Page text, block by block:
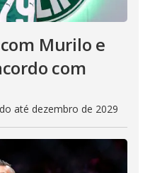
Murilo e
com
até dezembro de 2029